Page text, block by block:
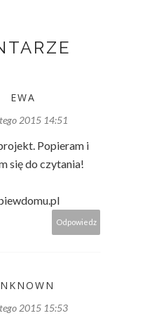
EWA
2015 14:51
Popieram i
się do czytania!
Odpowiedz
2015 15:53